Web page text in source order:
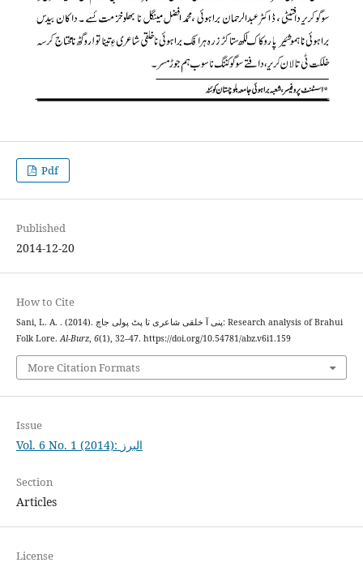
Pdf
Published
2014-12-20
How to Cite
Sani, L. A. . (2014). پنی آ خلقی شاعری تا پٹ پولی جاچ: Research analysis of Brahui
Folk Lore.Al-Burz, 6(1), 32–47. https://doi.org/10.54781/abz.v6i1.159
More Citation Formats
Issue
Vol. 6 No. 1 (2014): البرز
Section
Articles
License